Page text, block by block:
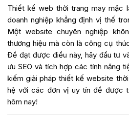
Thiết kế web thời trang may mặc
doanh nghiệp khẳng định vị thế
Một website chuyên nghiệp
thương hiệu mà còn là công cụ
Để đạt được điều này, hãy đầu tư
ưu SEO và tích hợp các tính năng
kiếm giải pháp thiết kế website
hệ với các đơn vị uy tín để được
hôm nay!